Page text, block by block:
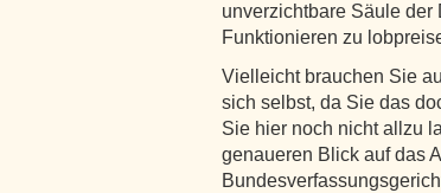
unverzichtbare Säule der
Funktionieren zu
Vielleicht brauchen Sie
sich selbst, da Sie das
Sie hier noch nicht allzu
genaueren Blick auf das